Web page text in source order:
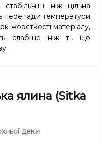
ніж цільна
перепади температури
жорсткості матеріалу,
слабше ніж ті, що
ялина (Sitka
деки